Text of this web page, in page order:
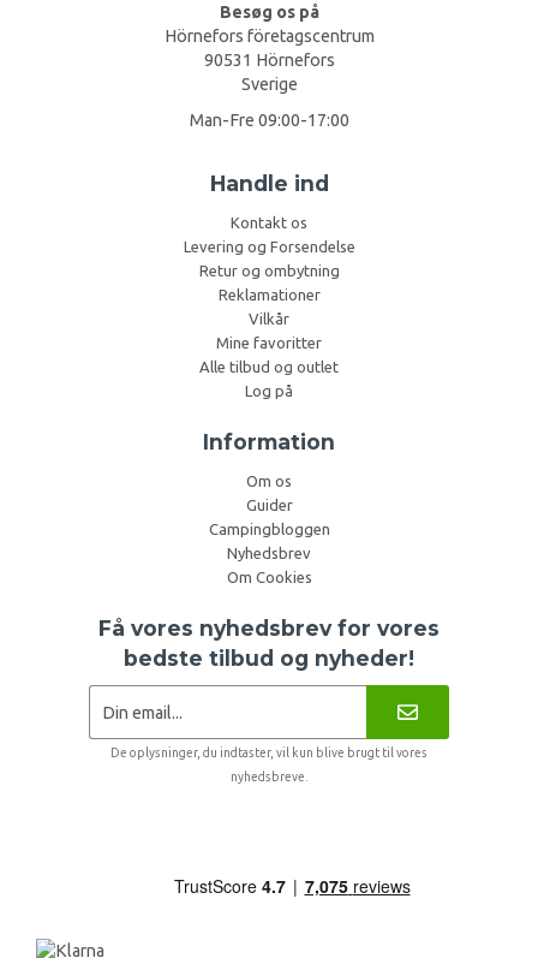
Besøg os på
Hörnefors företagscentrum
90531 Hörnefors
Sverige
Man-Fre 09:00-17:00
Handle ind
Kontakt os
Levering og Forsendelse
Retur og ombytning
Reklamationer
Vilkår
Mine favoritter
Alle tilbud og outlet
Log på
Information
Om os
Guider
Campingbloggen
Nyhedsbrev
Om Cookies
Få vores nyhedsbrev for vores
bedste tilbud og nyheder!
De oplysninger, du indtaster, vil kun blive brugt til vores
nyhedsbreve.